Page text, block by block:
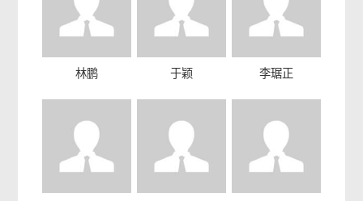
林鹏 于颖 李琚正